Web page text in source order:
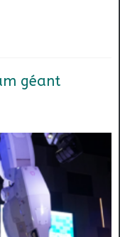
géant